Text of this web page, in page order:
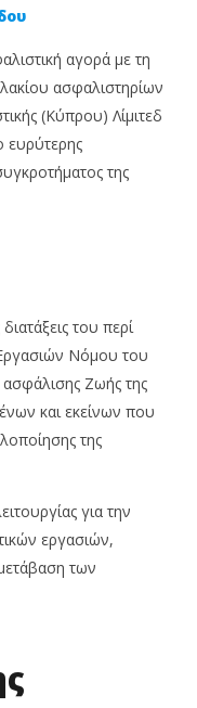
το
αγορά με τη
ασφαλιστηρίων
(Κύπρου) Λίμιτεδ
ευρύτερης
της
του περί
Νόμου του
Ζωής της
και εκείνων που
της
για την
εργασιών,
των